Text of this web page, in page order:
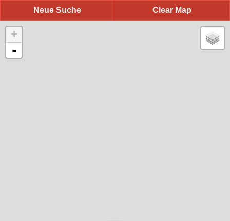
Clear Map
Neue Suche
+
-